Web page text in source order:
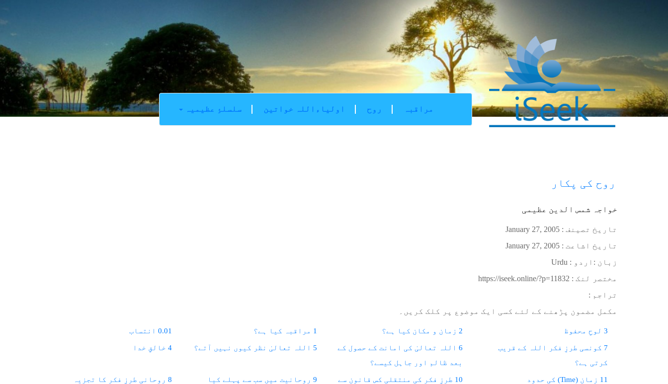
سلسلۂِ عظیمیہ اولیاءاللہ خواتین روح مراقبہ
روح کی پکار
خواجہ شمس الدین عظیمی
تاریخ تصینف : January 27, 2005
تاریخ اشاعت : January 27, 2005
زبان : اردو : Urdu
مختصر لنک : https://iseek.online/?p=11832
تراجم :
مکمل مضمون پڑھنے کے لئے کسی ایک موضوع پر کلک کریں۔
0.01 انتساب 1 مراقبہ کیا ہے؟ 2 زمان و مکان کیا ہے؟ 3 لوحِ محفوظ
4 خالقِ خدا 5 اللہ تعالیٰ نظر کیوں نہیں آتے؟
6 اللہ تعالیٰ کی امانت کے حصول کے
بعد ظالم اور جاہل کیسے؟
7 کونسی طرزِ فکر اللہ کے قریب
کرتی ہے؟
8 روحانی طرزِ فکر کا تجزیہ
9 روحانیت میں سب سے پہلے کیا
10 طرزِ فکر کی منتقلی کس قانون سے
11 زمان (Time) کی حدود